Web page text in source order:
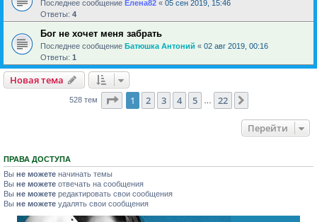
Последнее сообщение Елена82 « 05 сен 2019, 15:46
Ответы: 4
Бог не хочет меня забрать
Последнее сообщение Батюшка Антоний « 02 авг 2019, 00:16
Ответы: 1
Новая тема
528 тем Страница из 22
1 2 3 4 5 22
Перейти
ПРАВА ДОСТУПА
Вы не можете начинать темы
Вы не можете отвечать на сообщения
Вы не можете редактировать свои сообщения
Вы не можете удалять свои сообщения